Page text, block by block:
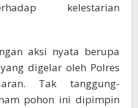
kelestarian
aksi nyata berupa
digelar oleh Polres
Tak tanggung-
pohon ini dipimpin